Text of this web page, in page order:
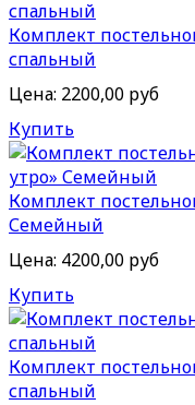
Комплект
спальный
Цена: 2200,00 руб
Купить
Комплект
Семейный
Цена: 4200,00 руб
Купить
Комплект
спальный